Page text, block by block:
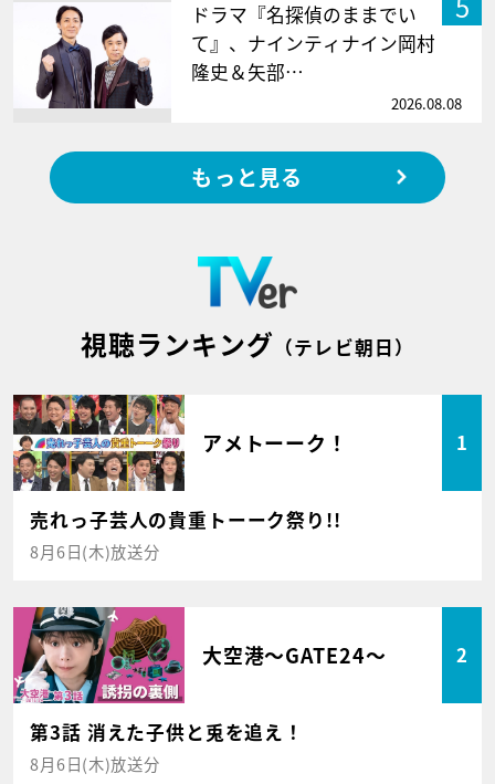
ドラマ『名探偵のままでい
て』、ナインティナイン岡村
隆史＆矢部…
2026.08.08
もっと見る
視聴ランキング （テレビ朝日）
アメトーーク！ 1
売れっ子芸人の貴重トーーク祭り!!
8月6日(木)放送分
大空港～GATE24～ 2
第3話 消えた子供と兎を追え！
8月6日(木)放送分